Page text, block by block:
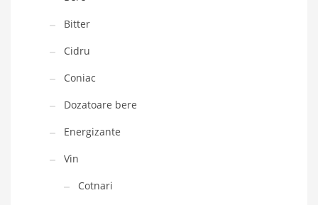
Bitter
Cidru
Coniac
Dozatoare bere
Energizante
Vin
Cotnari